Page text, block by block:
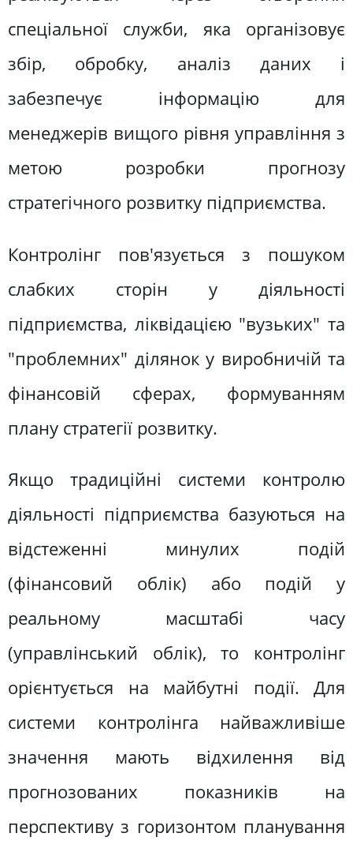
спеціальної служби, яка організовує
збір, обробку, аналіз даних і
забезпечує інформацію для
менеджерів вищого рівня управління з
метою розробки прогнозу
стратегічного розвитку підприємства.
Контролінг пов'язується з пошуком
слабких сторін у діяльності
підприємства, ліквідацією "вузьких" та
"проблемних" ділянок у виробничій та
фінансовій сферах, формуванням
плану стратегії розвитку.
Якщо традиційні системи контролю
діяльності підприємства базуються на
відстеженні минулих подій
(фінансовий облік) або подій у
реальному масштабі часу
(управлінський облік), то контролінг
орієнтується на майбутні події. Для
системи контролінга найважливіше
значення мають відхилення від
прогнозованих показників на
перспективу з горизонтом планування